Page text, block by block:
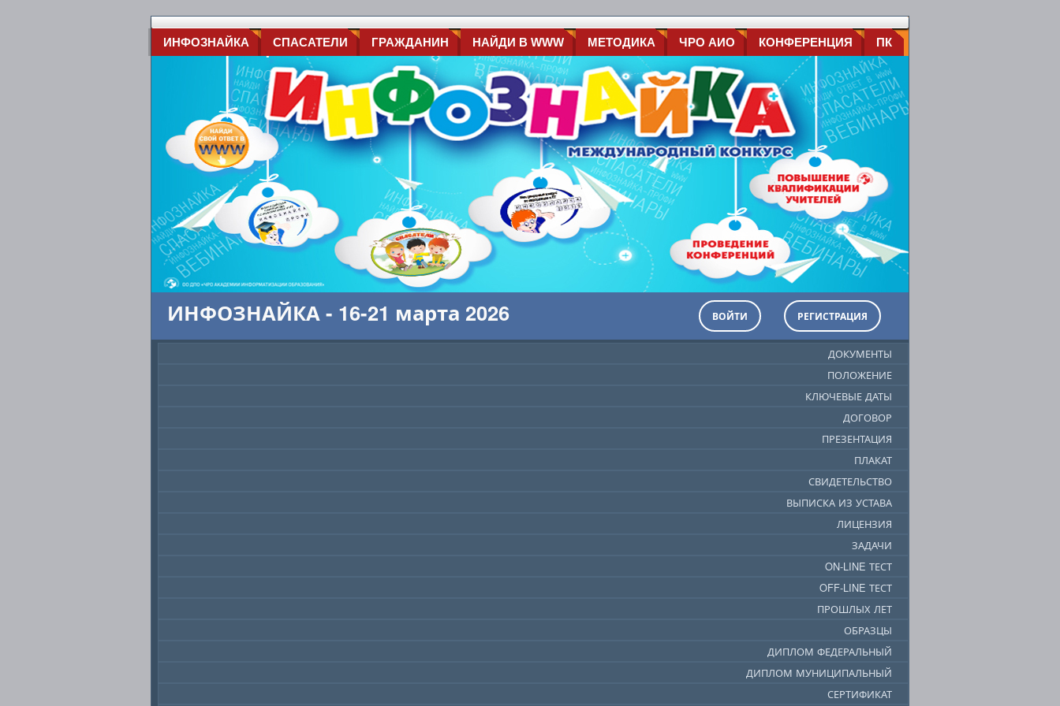
ИНФОЗНАЙКА СПАСАТЕЛИ ГРАЖДАНИН НАЙДИ В WWW МЕТОДИКА ЧРО АИО КОНФЕРЕНЦИЯ ПК
ИНФОЗНАЙКА - 16-21 марта 2026 ВОЙТИ РЕГИСТРАЦИЯ
ДОКУМЕНТЫ
ПОЛОЖЕНИЕ
КЛЮЧЕВЫЕ ДАТЫ
ДОГОВОР
ПРЕЗЕНТАЦИЯ
ПЛАКАТ
СВИДЕТЕЛЬСТВО
ВЫПИСКА ИЗ УСТАВА
ЛИЦЕНЗИЯ
ЗАДАЧИ
ON-LINE ТЕСТ
OFF-LINE ТЕСТ
ПРОШЛЫХ ЛЕТ
ОБРАЗЦЫ
ДИПЛОМ ФЕДЕРАЛЬНЫЙ
ДИПЛОМ МУНИЦИПАЛЬНЫЙ
СЕРТИФИКАТ